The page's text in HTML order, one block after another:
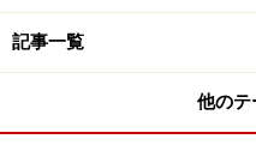
記事一覧
他のテ